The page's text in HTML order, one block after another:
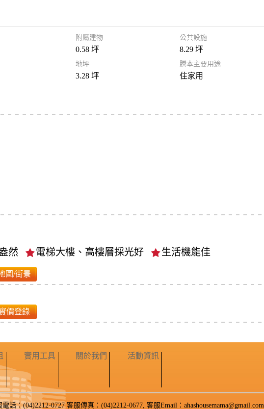
附屬建物
0.58 坪
公共設施
8.29 坪
地坪
3.28 坪
謄本主要用途
住家用
然
電梯大樓、高樓層採光好 生活機能佳
實用工具 關於我們 活動資訊
話：(04)2212-0727 客服傳真：(04)2212-0677, 客服Email：ahashousemama@gmail.com